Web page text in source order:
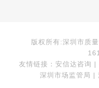
版权所有:深圳市质
友情链接：安信达咨询
深圳市场监管局 |